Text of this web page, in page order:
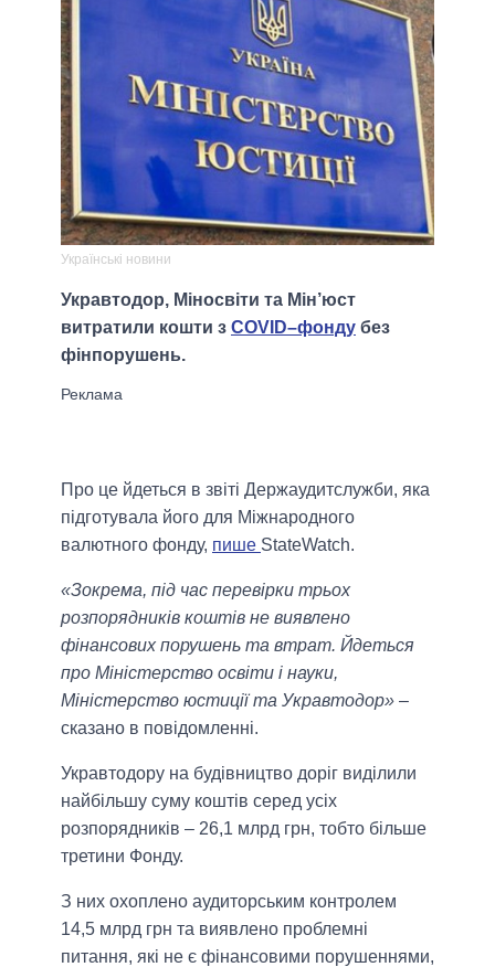
Українські новини
Укравтодор, Міносвіти та Мін’юст
витратили кошти з COVID–фонду без
фінпорушень.
Про це йдеться в звіті Держаудитслужби, яка
підготувала його для Міжнародного
валютного фонду, пише StateWatch.
«Зокрема, під час перевірки трьох
розпорядників коштів не виявлено
фінансових порушень та втрат. Йдеться
про Міністерство освіти і науки,
Міністерство юстиції та Укравтодор» –
сказано в повідомленні.
Укравтодору на будівництво доріг виділили
найбільшу суму коштів серед усіх
розпорядників – 26,1 млрд грн, тобто більше
третини Фонду.
З них охоплено аудиторським контролем
14,5 млрд грн та виявлено проблемні
питання, які не є фінансовими порушеннями,